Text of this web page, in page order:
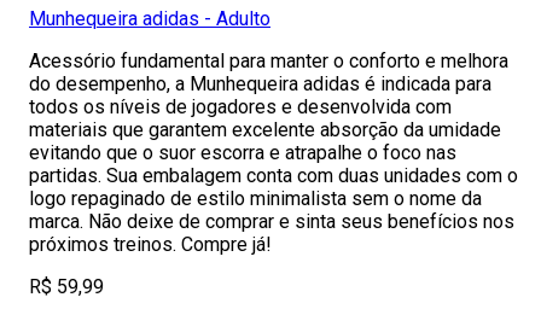
Munhequeira adidas - Adulto
Acessório fundamental para manter o conforto e melhora
do desempenho, a Munhequeira adidas é indicada para
todos os níveis de jogadores e desenvolvida com
materiais que garantem excelente absorção da umidade
evitando que o suor escorra e atrapalhe o foco nas
partidas. Sua embalagem conta com duas unidades com o
logo repaginado de estilo minimalista sem o nome da
marca. Não deixe de comprar e sinta seus benefícios nos
próximos treinos. Compre já!
R$ 59,99